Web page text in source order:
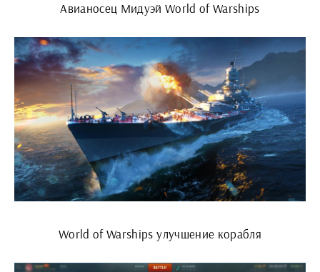
Авианосец Мидуэй World of Warships
World of Warships улучшение корабля